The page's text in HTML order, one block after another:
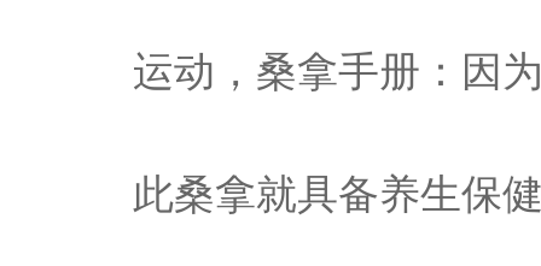
运动，桑拿手册：因
此桑拿就具备养生保